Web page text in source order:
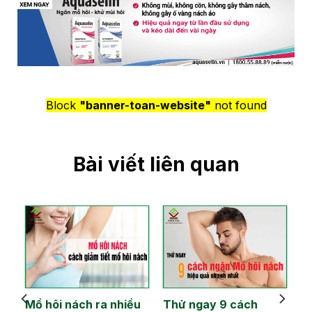
Block "banner-toan-website" not found
Bài viết liên quan
Mồ hôi nách ra nhiều
Thử ngay 9 cách